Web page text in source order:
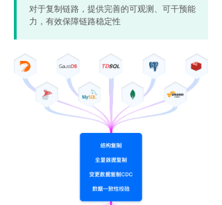
对于复制链路，提供完善的可观测、可干预能
力，有效保障链路稳定性